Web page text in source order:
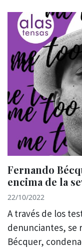
Fernando
encima de la
22/10/2022
A través de los
denunciantes, se
Bécquer,